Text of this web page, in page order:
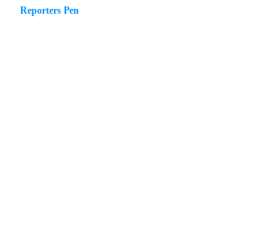
Reporters Pen